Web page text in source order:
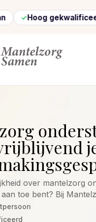
gekwalificeerde zorg
over mantelzorg
toe bent? Bij